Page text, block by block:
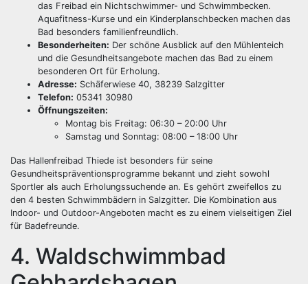
das Freibad ein Nichtschwimmer- und Schwimmbecken.
Aquafitness-Kurse und ein Kinderplanschbecken machen das
Bad besonders familienfreundlich.
Besonderheiten: Der schöne Ausblick auf den Mühlenteich
und die Gesundheitsangebote machen das Bad zu einem
besonderen Ort für Erholung.
Adresse: Schäferwiese 40, 38239 Salzgitter
Telefon: 05341 30980
Öffnungszeiten:
Montag bis Freitag: 06:30 – 20:00 Uhr
Samstag und Sonntag: 08:00 – 18:00 Uhr
Das Hallenfreibad Thiede ist besonders für seine
Gesundheitspräventionsprogramme bekannt und zieht sowohl
Sportler als auch Erholungssuchende an. Es gehört zweifellos zu
den 4 besten Schwimmbädern in Salzgitter. Die Kombination aus
Indoor- und Outdoor-Angeboten macht es zu einem vielseitigen Ziel
für Badefreunde.
4. Waldschwimmbad